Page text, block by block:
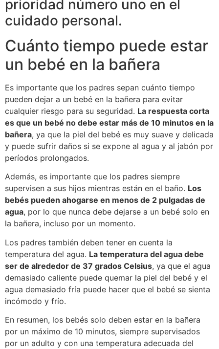
prioridad número uno en el
cuidado personal.
Cuánto tiempo puede estar
un bebé en la bañera
Es importante que los padres sepan cuánto tiempo
pueden dejar a un bebé en la bañera para evitar
cualquier riesgo para su seguridad. La respuesta corta
es que un bebé no debe estar más de 10 minutos en la
bañera, ya que la piel del bebé es muy suave y delicada
y puede sufrir daños si se expone al agua y al jabón por
períodos prolongados.
Además, es importante que los padres siempre
supervisen a sus hijos mientras están en el baño. Los
bebés pueden ahogarse en menos de 2 pulgadas de
agua, por lo que nunca debe dejarse a un bebé solo en
la bañera, incluso por un momento.
Los padres también deben tener en cuenta la
temperatura del agua. La temperatura del agua debe
ser de alrededor de 37 grados Celsius, ya que el agua
demasiado caliente puede quemar la piel del bebé y el
agua demasiado fría puede hacer que el bebé se sienta
incómodo y frío.
En resumen, los bebés solo deben estar en la bañera
por un máximo de 10 minutos, siempre supervisados
por un adulto y con una temperatura adecuada del